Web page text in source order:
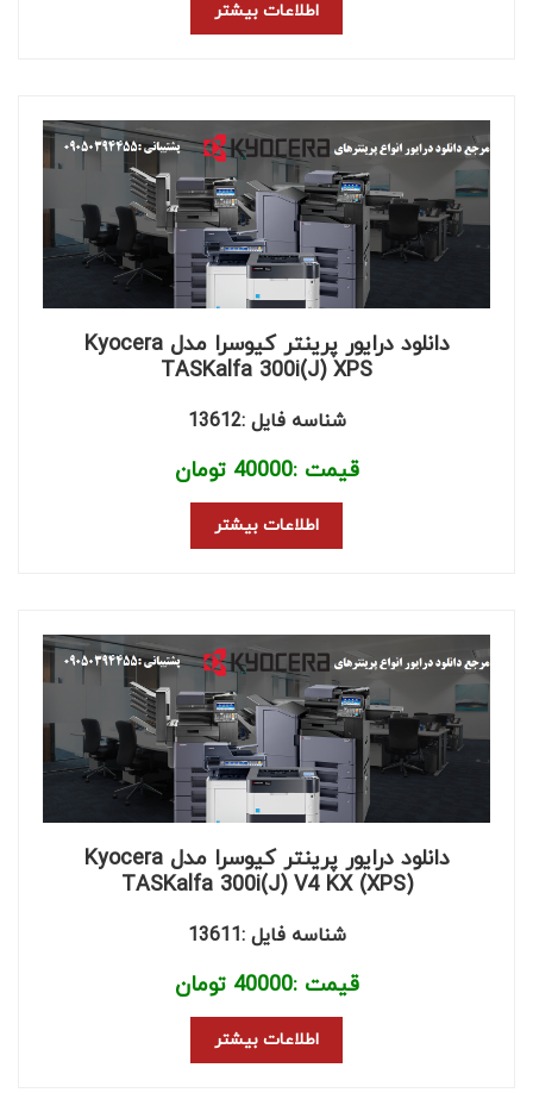
اطلاعات بیشتر
دانلود درایور پرینتر کیوسرا مدل Kyocera
TASKalfa 300i(J) XPS
شناسه فایل :13612
قیمت :40000 تومان
اطلاعات بیشتر
دانلود درایور پرینتر کیوسرا مدل Kyocera
TASKalfa 300i(J) V4 KX (XPS)
شناسه فایل :13611
قیمت :40000 تومان
اطلاعات بیشتر